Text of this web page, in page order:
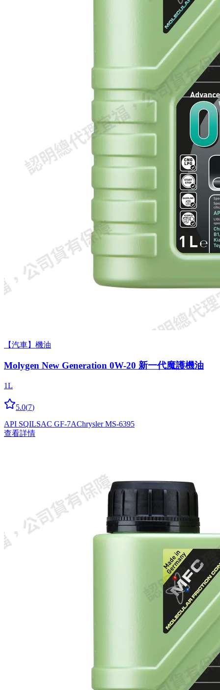
【汽車】機油
Molygen New Gener­a­tion 0W-20 新一代魔護機油
1L
5.0(7)
API SQILSAC GF-7AChrysler MS-6395
查看詳情